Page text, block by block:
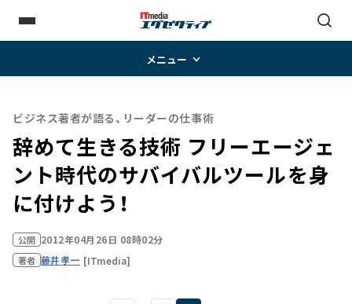
メニュー
ビジネス著者が語る、リーダーの仕事術
辞めて生きる技術 フリーエージェ
ント時代のサバイバルツールを身
に付けよう！
公開 2012年04月26日 08時02分
著者 藤井孝一 [ITmedia]